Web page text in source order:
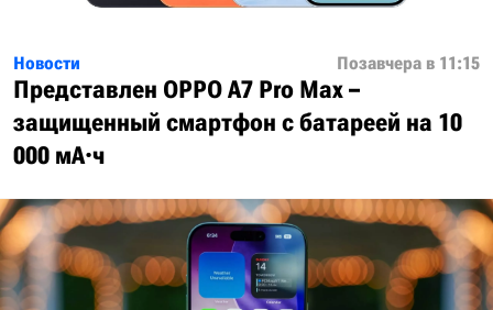
Новости Позавчера в 11:15
Представлен OPPO A7 Pro Max –
защищенный смартфон с батареей на 10
000 мА·ч